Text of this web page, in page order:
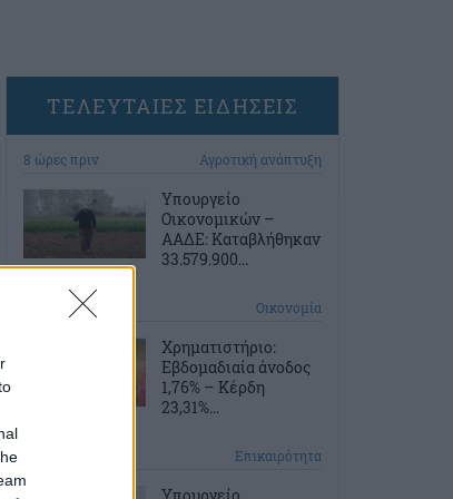
ΤΕΛΕΥΤΑΙΕΣ ΕΙΔΗΣΕΙΣ
8 ώρες πριν Αγροτική ανάπτυξη
Υπουργείο
Οικονομικών –
ΑΑΔΕ: Καταβλήθηκαν
33.579.900...
8 ώρες πριν Οικονομία
Χρηματιστήριο:
Εβδομαδιαία άνοδος
1,76% – Κέρδη
23,31%...
Επικαιρότητα